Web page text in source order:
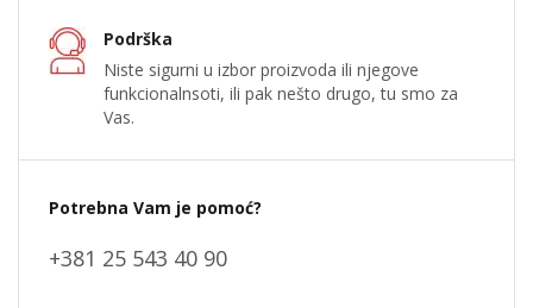
Podrška
Niste sigurni u izbor proizvoda ili njegove
funkcionalnsoti, ili pak nešto drugo, tu smo za
Vas.
Potrebna Vam je pomoć?
+381 25 543 40 90